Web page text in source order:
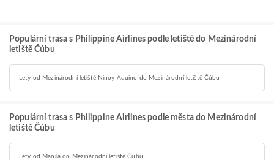
Populární trasa s Philippine Airlines podle letiště do Mezinárodní
letiště Čúbu
Lety od Mezinárodní letiště Ninoy Aquino do Mezinárodní letiště Čúbu
Populární trasa s Philippine Airlines podle města do Mezinárodní
letiště Čúbu
Lety od Manila do Mezinárodní letiště Čúbu